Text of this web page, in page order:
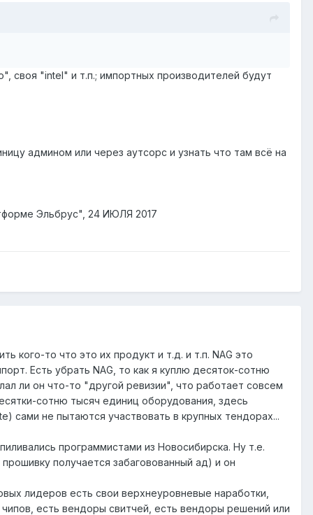
своя "intel" и т.п.; импортных производителей будут
админом или через аутсорс и узнать что там всё на
Эльбрус", 24 ИЮЛЯ 2017
кого-то что это их продукт и т.д. и т.п. NAG это
Есть убрать NAG, то как я куплю десяток-сотню
ли он что-то "другой ревизии", что работает совсем
сотню тысяч единиц оборудования, здесь
сами не пытаются участвовать в крупных тендорах...
программистами из Новосибирска. Ну т.е.
получается забаговованный ад) и он
лидеров есть свои верхнеуровневые наработки,
есть вендоры свитчей, есть вендоры решений или